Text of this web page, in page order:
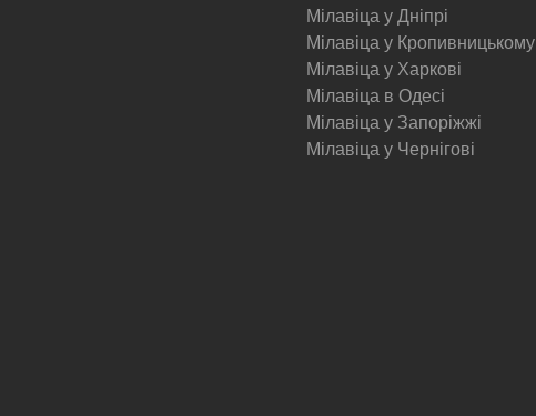
Мілавіца у Дніпрі
Мілавіца у Кропивницькому
Мілавіца у Харкові
Мілавіца в Одесі
Мілавіца у Запоріжжі
Мілавіца у Чернігові